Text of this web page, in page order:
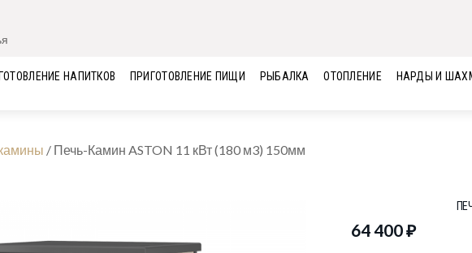
НАПИТКОВ ПРИГОТОВЛЕНИЕ ПИЩИ РЫБАЛКА ОТОПЛЕНИЕ НАРДЫ И
/ Печь-Камин ASTON 11 кВт (180 м3) 150мм
64 400₽